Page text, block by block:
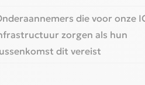
die voor onze
zorgen als hun
dit vereist‎